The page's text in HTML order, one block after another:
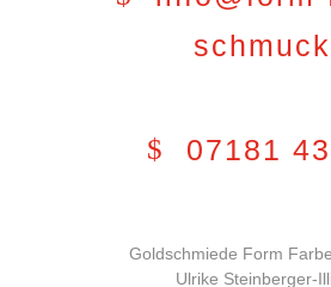
07181
Goldschmiede Form
Ulrike Steinberger-